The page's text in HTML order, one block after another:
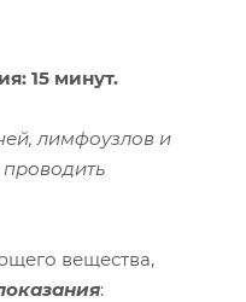
15 минут.
лимфоузлов и
вещества,
: